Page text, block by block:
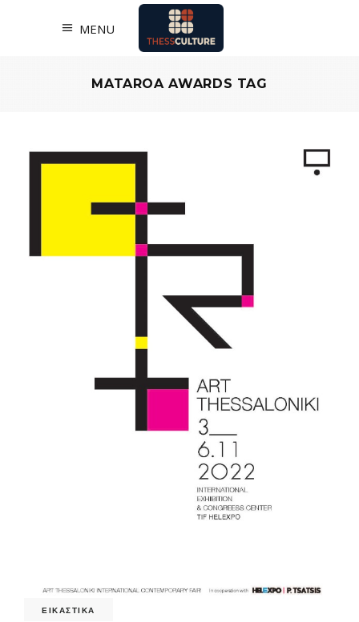
MENU
MATAROA AWARDS TAG
ΕΙΚΑΣΤΙΚΑ